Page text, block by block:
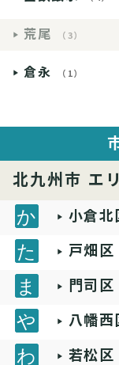
荒尾 （3）
倉永 （1）
北九州市 エ
小倉北
戸畑区
門司区
八幡西
若松区